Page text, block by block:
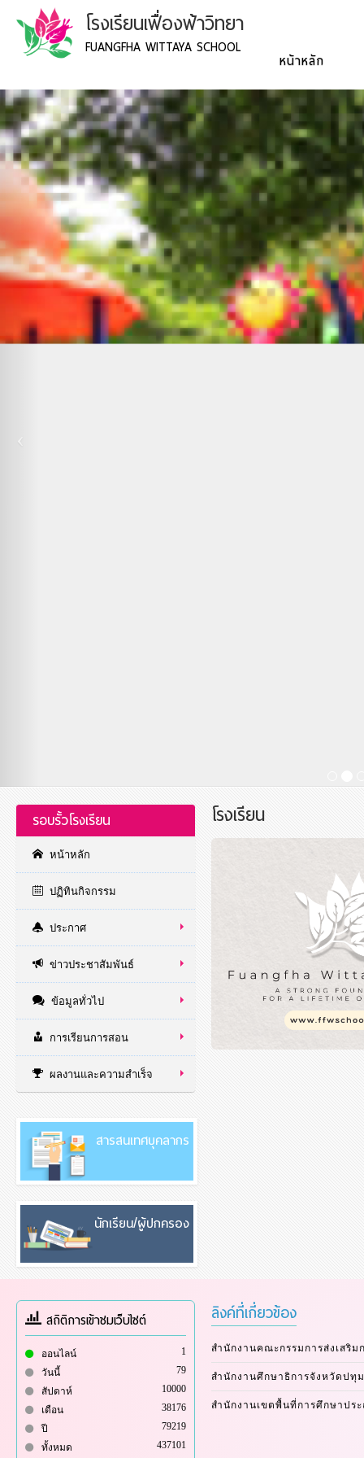
โรงเรียนเฟื่องฟ้าวิทยา
FUANGFHA WITTAYA SCHOOL
หน้าหลัก
รอบรั้วโรงเรียน
หน้าหลัก
ปฏิทินกิจกรรม
ประกาศ
ข่าวประชาสัมพันธ์
ข้อมูลทั่วไป
การเรียนการสอน
ผลงานและความสำเร็จ
สารสนเทศบุคลากร
นักเรียน/ผู้ปกครอง
โรงเรียน
สถิติการเข้าชมเว็บไซต์
ออนไลน์
1
วันนี้
79
สัปดาห์
10000
เดือน
38176
ปี
79219
ทั้งหมด
437101
ลิงค์ที่เกี่ยวข้อง
สำนักงานคณะกรรมการส่งเสริม
สำนักงานศึกษาธิการจังหวัดปทุ
สำนักงานเขตพื้นที่การศึกษาปร